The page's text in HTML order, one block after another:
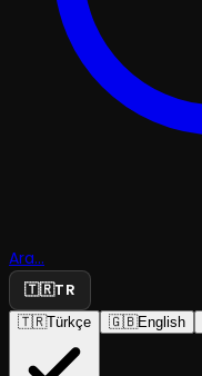
Ara...
🇹🇷TR
🇹🇷Türkçe 🇬🇧English